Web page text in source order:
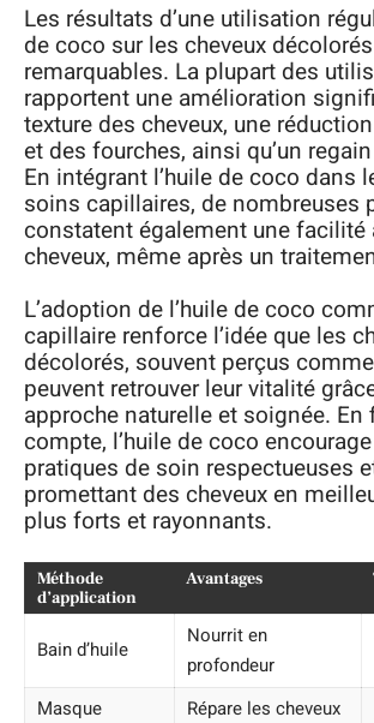
Les résultats d’une utilisation
de coco sur les cheveux
remarquables. La plupart des
rapportent une amélioration
texture des cheveux, une
et des fourches, ainsi qu’un
En intégrant l’huile de coco dans
soins capillaires, de nombreuses
constatent également une facilité
cheveux, même après un
L’adoption de l’huile de coco
capillaire renforce l’idée que les
décolorés, souvent perçus
peuvent retrouver leur vitalité
approche naturelle et soignée. En
compte, l’huile de coco
pratiques de soin respectueuses
promettant des cheveux en
plus forts et rayonnants.
Méthode
d’application
Avantages
Bain d’huile
Nourrit en
profondeur
Masque
Répare les cheveux